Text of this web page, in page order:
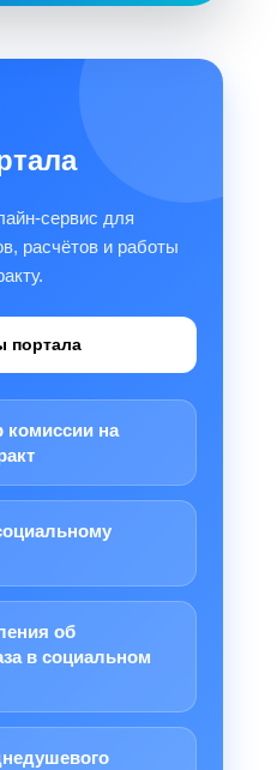
сервис для
расчётов и работы
портала
комиссии на
об
в социальном